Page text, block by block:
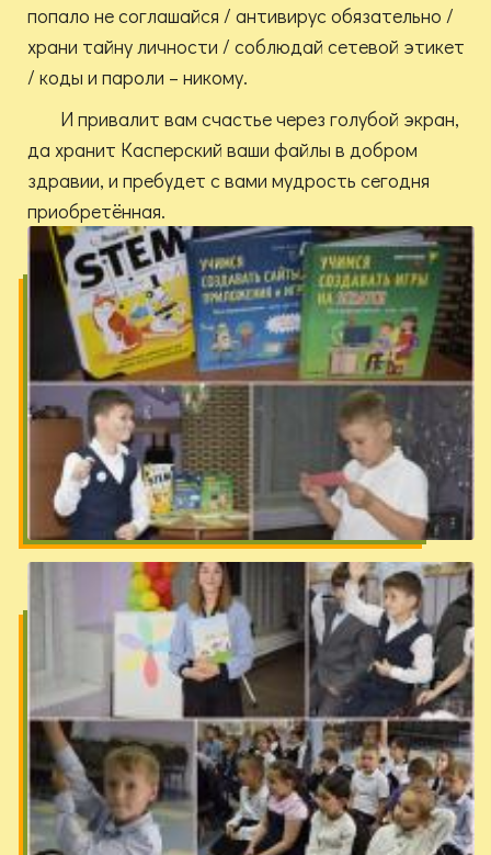
попало не соглашайся / антивирус обязательно /
храни тайну личности / соблюдай сетевой этикет
/ коды и пароли – никому.
И привалит вам счастье через голубой экран,
да хранит Касперский ваши файлы в добром
здравии, и пребудет с вами мудрость сегодня
приобретённая.